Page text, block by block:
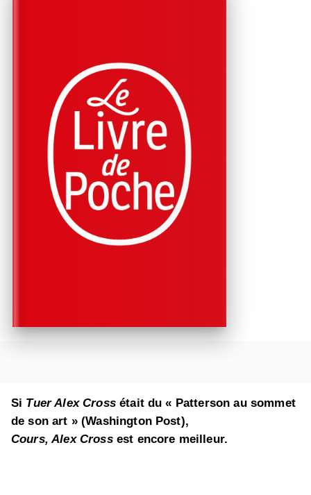
Si Tuer Alex Crossétait du « Patterson au sommet
de son art » (Washington Post),
Cours, Alex Crossest encore meilleur.